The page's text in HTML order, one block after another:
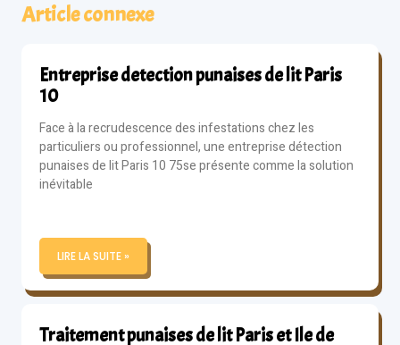
Article connexe
Entreprise detection punaises de lit Paris
10
Face à la recrudescence des infestations chez les
particuliers ou professionnel, une entreprise détection
punaises de lit Paris 10 75se présente comme la solution
inévitable
LIRE LA SUITE »
Traitement punaises de lit Paris et Ile de